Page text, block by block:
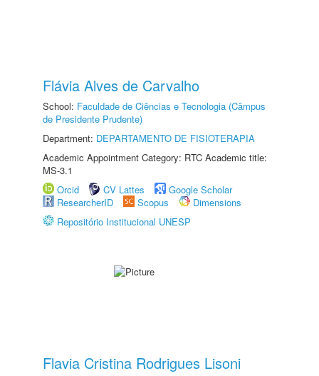
Flávia Alves de Carvalho
School: Faculdade de Ciências e Tecnologia (Câmpus
de Presidente Prudente)
Department: DEPARTAMENTO DE FISIOTERAPIA
Academic Appointment Category: RTC Academic title:
MS-3.1
Orcid
CV Lattes
Google Scholar
ResearcherID
Scopus
Dimensions
Repositório Institucional UNESP
Flavia Cristina Rodrigues Lisoni